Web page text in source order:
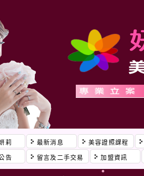
莉 最新消息 美容證照課程
告 留言及二手交易 加盟資訊